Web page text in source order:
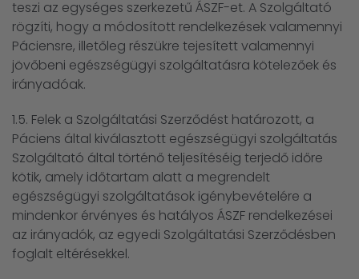
teszi az egységes szerkezetű ÁSZF-et. A Szolgáltató
rögzíti, hogy a módosított rendelkezések valamennyi
Páciensre, illetőleg részükre tejesített valamennyi
jövőbeni egészségügyi szolgáltatásra kötelezőek és
irányadóak.
1.5. Felek a Szolgáltatási Szerződést határozott, a
Páciens által kiválasztott egészségügyi szolgáltatás
Szolgáltató által történő teljesítéséig terjedő időre
kötik, amely időtartam alatt a megrendelt
egészségügyi szolgáltatások igénybevételére a
mindenkor érvényes és hatályos ÁSZF rendelkezései
az irányadók, az egyedi Szolgáltatási Szerződésben
foglalt eltérésekkel.